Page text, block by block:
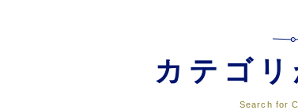
みんなの命と暮らしを守るまちづくりに関する事業
カテゴ
Search for